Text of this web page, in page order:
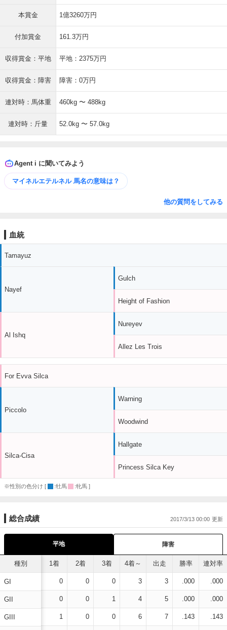
本賞金 1億3260万円
付加賞金 161.3万円
収得賞金：平地 平地：2375万円
収得賞金：障害 障害：0万円
連対時：馬体重 460kg 〜 488kg
連対時：斤量 52.0kg 〜 57.0kg
Agent i に聞いてみよう
マイネルエテルネル 馬名の意味は？
他の質問をしてみる
血統
Tamayuz
Nayef
Al Ishq
Gulch
Height of Fashion
Nureyev
Allez Les Trois
For Evva Silca
Piccolo
Silca-Cisa
Warning
Woodwind
Hallgate
Princess Silca Key
※性別の色分け [ :牡馬 :牝馬 ]
総合成績 2017/3/13 00:00
平地 障害
種別
GI
GII
GIII
1着 2着 3着 4着～ 出走 勝率 連対率
0 0 0 3 3 .000 .000
0 0 1 4 5 .000 .000
1 0 0 6 7 .143 .143